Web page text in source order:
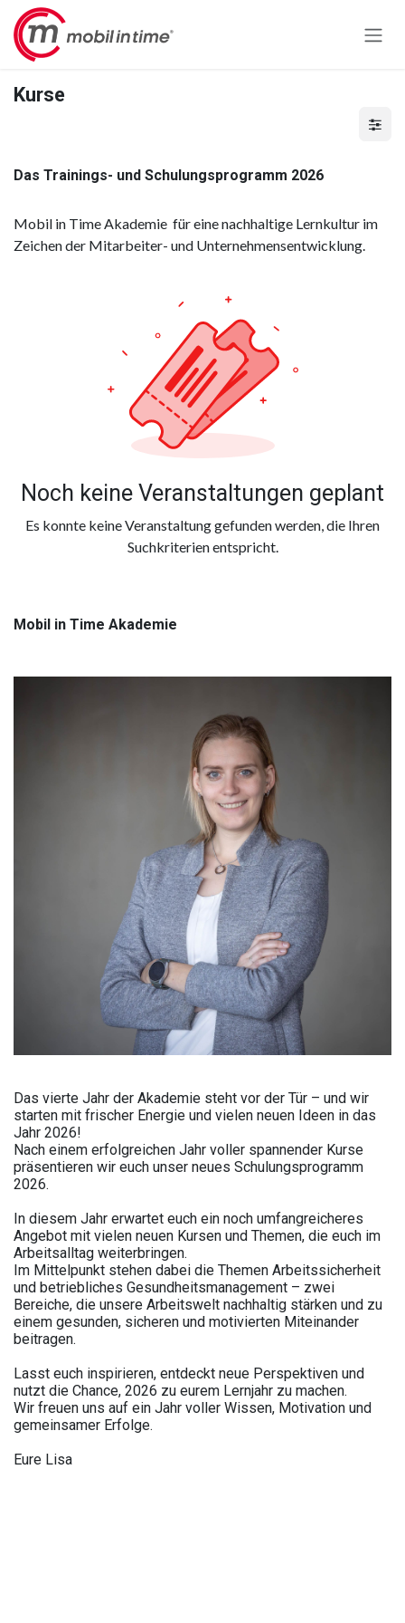
Zum Inhalt springen
Kurse
Das Trainings- und Schulungsprogramm 2026
Mobil in Time Akademie für eine nachhaltige Lernkultur im
Zeichen der Mitarbeiter- und Unternehmensentwicklung.
Noch keine Veranstaltungen geplant
Es konnte keine Veranstaltung gefunden werden, die Ihren
Suchkriterien entspricht.
Mobil in Time Akademie
Das vierte Jahr der Akademie steht vor der Tür – und wir
starten mit frischer Energie und vielen neuen Ideen in das
Jahr 2026!
Nach einem erfolgreichen Jahr voller spannender Kurse
präsentieren wir euch unser neues Schulungsprogramm
2026.
In diesem Jahr erwartet euch ein noch umfangreicheres
Angebot mit vielen neuen Kursen und Themen, die euch im
Arbeitsalltag weiterbringen.
Im Mittelpunkt stehen dabei die Themen Arbeitssicherheit
und betriebliches Gesundheitsmanagement – zwei
Bereiche, die unsere Arbeitswelt nachhaltig stärken und zu
einem gesunden, sicheren und motivierten Miteinander
beitragen.
Lasst euch inspirieren, entdeckt neue Perspektiven und
nutzt die Chance, 2026 zu eurem Lernjahr zu machen.
Wir freuen uns auf ein Jahr voller Wissen, Motivation und
gemeinsamer Erfolge.
Eure Lisa